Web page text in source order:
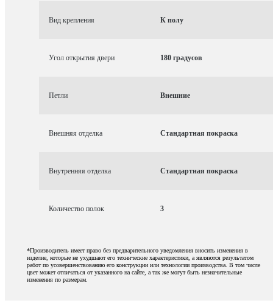
Вид крепления К полу
Угол открытия двери 180 градусов
Петли Внешние
Внешняя отделка Стандартная покраска
Внутренняя отделка Стандартная покраска
Количество полок 3
*Производитель имеет право без предварительного уведомления вносить изменения в
изделие, которые не ухудшают его технические характеристики, а являются результатом
работ по усовершенствованию его конструкции или технологии производства. В том числе
цвет может отличаться от указанного на сайте, а так же могут быть незначительные
изменения по размерам.